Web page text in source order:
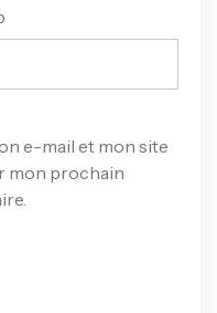
e-mail et mon site
mon prochain